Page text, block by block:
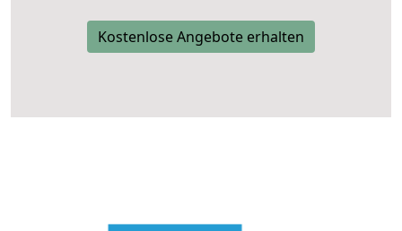
Kostenlose Angebote erhalten